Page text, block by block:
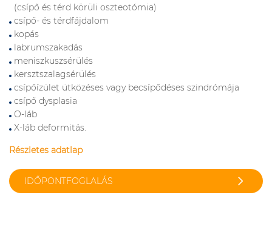
(csípő és térd körüli oszteotómia)
csípő- és térdfájdalom
kopás
labrumszakadás
meniszkuszsérülés
kersztszalagsérülés
csípőízület ütközéses vagy becsípődéses szindrómája
csípő dysplasia
O-láb
X-láb deformitás.
Részletes adatlap
IDŐPONTFOGLALÁS